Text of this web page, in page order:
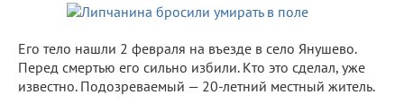
Его тело нашли 2 февраля на въезде в село Янушево.
Перед смертью его сильно избили. Кто это сделал, уже
известно. Подозреваемый — 20-летний местный житель.